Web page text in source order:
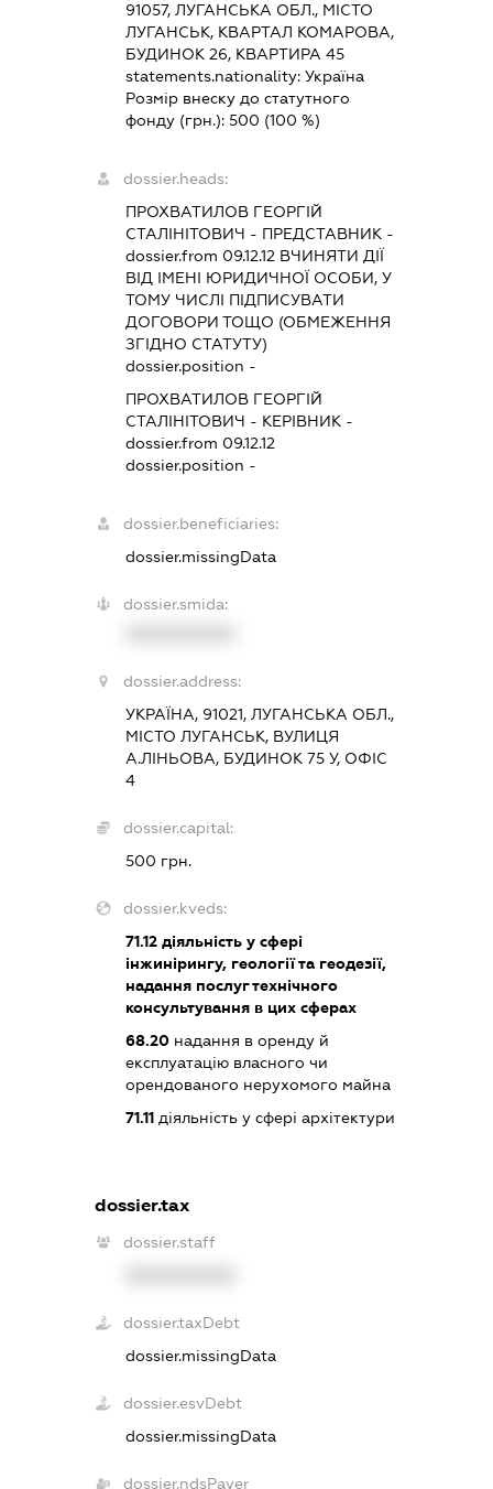
91057, ЛУГАНСЬКА ОБЛ., МІСТО
ЛУГАНСЬК, КВАРТАЛ КОМАРОВА,
БУДИНОК 26, КВАРТИРА 45
statements.nationality:Україна
Розмір внеску до статутного
фонду (грн.):500 (100 %)
dossier.heads:
ПРОХВАТИЛОВ ГЕОРГІЙ
СТАЛІНІТОВИЧ - ПРЕДСТАВНИК -
dossier.from 09.12.12 ВЧИНЯТИ ДІЇ
ВІД ІМЕНІ ЮРИДИЧНОЇ ОСОБИ, У
ТОМУ ЧИСЛІ ПІДПИСУВАТИ
ДОГОВОРИ ТОЩО (ОБМЕЖЕННЯ
ЗГІДНО СТАТУТУ)
dossier.position -
ПРОХВАТИЛОВ ГЕОРГІЙ
СТАЛІНІТОВИЧ - КЕРІВНИК -
dossier.from 09.12.12
dossier.position -
dossier.beneficiaries:
dossier.missingData
dossier.smida:
dossier.address:
УКРАЇНА, 91021, ЛУГАНСЬКА ОБЛ.,
МІСТО ЛУГАНСЬК, ВУЛИЦЯ
А.ЛІНЬОВА, БУДИНОК 75 У, ОФІС
4
dossier.capital:
500 грн.
dossier.kveds:
71.12 діяльність у сфері
інжинірингу, геології та геодезії,
надання послуг технічного
консультування в цих сферах
68.20 надання в оренду й
експлуатацію власного чи
орендованого нерухомого майна
71.11 діяльність у сфері архітектури
dossier.tax
dossier.staff
dossier.taxDebt
dossier.missingData
dossier.esvDebt
dossier.missingData
dossier.ndsPayer